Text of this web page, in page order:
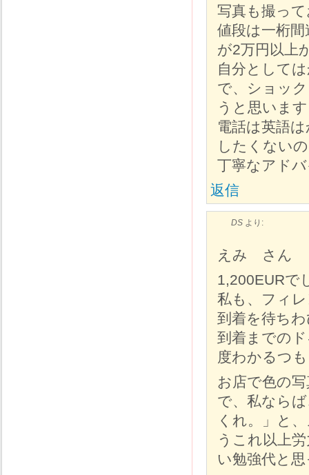
写真も撮っ
値段は一桁
が2万円以上
自分として
で、ショッ
うと思いま
電話は英語
したくない
丁寧なアド
返信
DS より:
えみ さん
1,200EURで
私も、フィ
到着を待ち
到着までの
度わかるつ
お店で色の
で、私なら
くれ。」と
うこれ以上
い勉強代と